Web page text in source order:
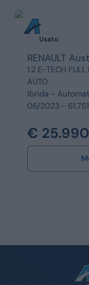
Usato
RENAULT
1.2 E-TECH
AUTO
Ibrida -
06/2023 -
€ 25.990